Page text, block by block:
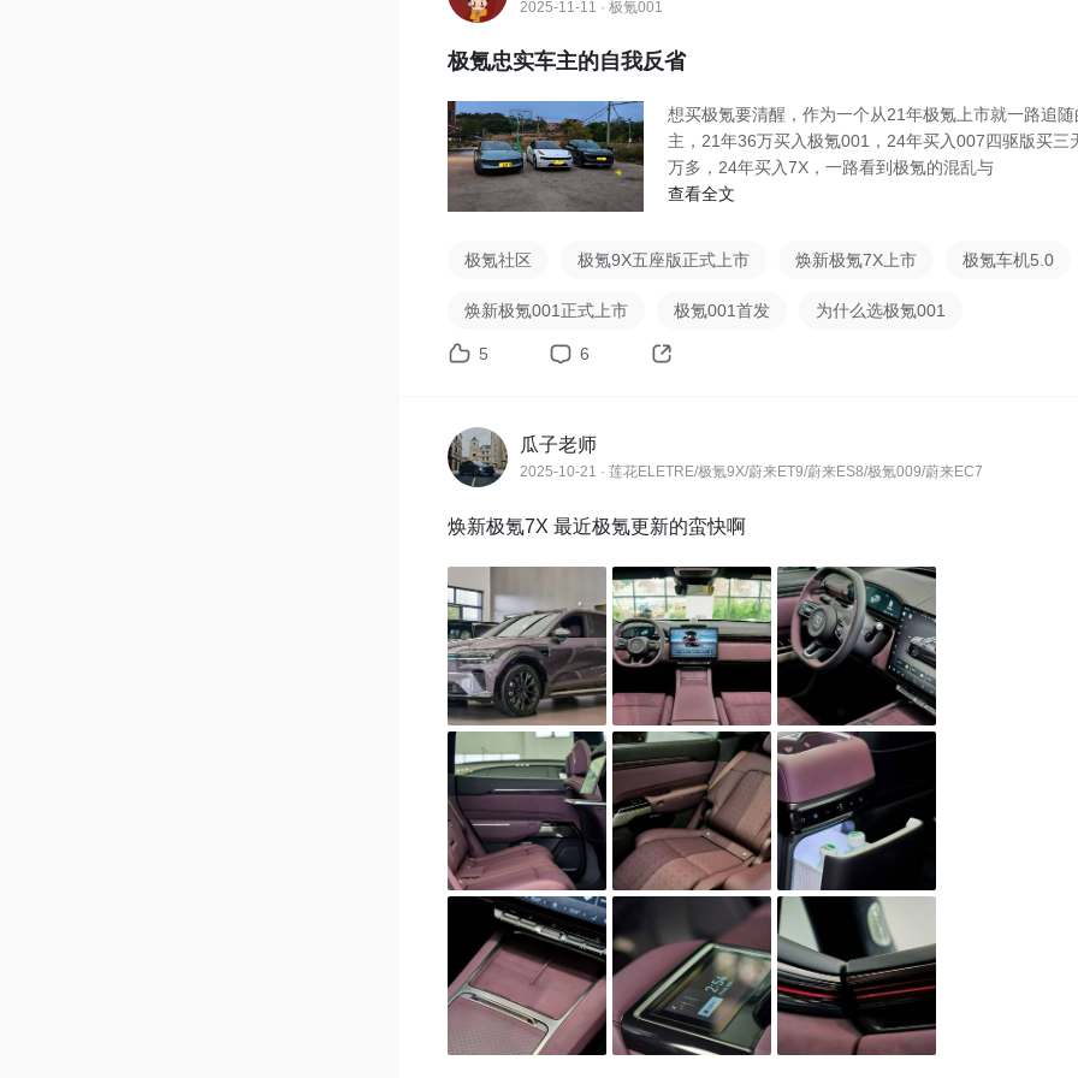
2025-11-11 · 极氪001
极氪忠实车主的自我反省
想买极氪要清醒，作为一个从21年极氪上市就一路追随
主，21年36万买入极氪001，24年买入007四驱版买三
万多，24年买入7X，一路看到极氪的混乱与
查看全文
极氪社区 极氪9X五座版正式上市 焕新极氪7X上市 极氪车机5.0
焕新极氪001正式上市 极氪001首发 为什么选极氪001
5 6
瓜子老师
2025-10-21 · 莲花ELETRE/极氪9X/蔚来ET9/蔚来ES8/极氪009/蔚来EC7
焕新极氪7X 最近极氪更新的蛮快啊